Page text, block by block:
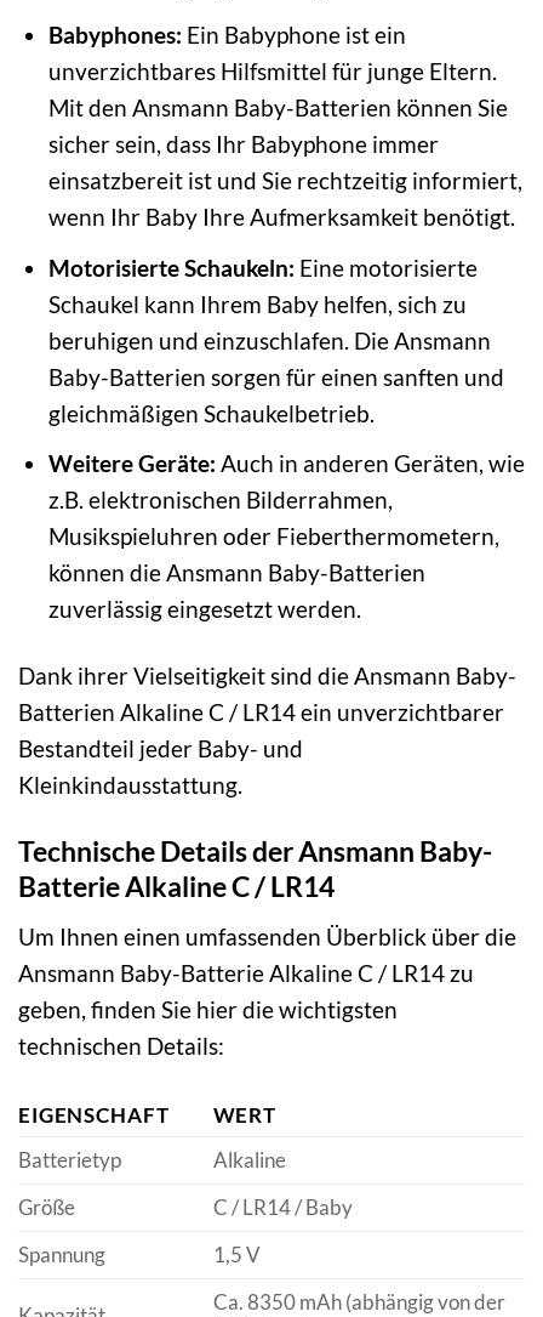
Babyphones: Ein Babyphone ist ein
unverzichtbares Hilfsmittel für junge Eltern.
Mit den Ansmann Baby-Batterien können Sie
sicher sein, dass Ihr Babyphone immer
einsatzbereit ist und Sie rechtzeitig informiert,
wenn Ihr Baby Ihre Aufmerksamkeit benötigt.
Motorisierte Schaukeln: Eine motorisierte
Schaukel kann Ihrem Baby helfen, sich zu
beruhigen und einzuschlafen. Die Ansmann
Baby-Batterien sorgen für einen sanften und
gleichmäßigen Schaukelbetrieb.
Weitere Geräte: Auch in anderen Geräten, wie
z.B. elektronischen Bilderrahmen,
Musikspieluhren oder Fieberthermometern,
können die Ansmann Baby-Batterien
zuverlässig eingesetzt werden.
Dank ihrer Vielseitigkeit sind die Ansmann Baby-
Batterien Alkaline C / LR14 ein unverzichtbarer
Bestandteil jeder Baby- und
Kleinkindausstattung.
Technische Details der Ansmann Baby-
Batterie Alkaline C / LR14
Um Ihnen einen umfassenden Überblick über die
Ansmann Baby-Batterie Alkaline C / LR14 zu
geben, finden Sie hier die wichtigsten
technischen Details:
EIGENSCHAFT
WERT
Batterietyp
Alkaline
Größe
C / LR14 / Baby
Spannung
1,5 V
Ca. 8350 mAh (abhängig von der